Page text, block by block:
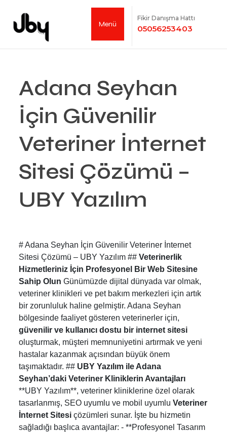
Menü
Fikir Danışma Hattı
05056253403
Adana Seyhan
İçin Güvenilir
Veteriner İnternet
Sitesi Çözümü –
UBY Yazılım
# Adana Seyhan İçin Güvenilir Veteriner İnternet
Sitesi Çözümü – UBY Yazılım ##Veterinerlik
Hizmetleriniz İçin Profesyonel Bir Web Sitesine
Sahip Olun Günümüzde dijital dünyada var olmak,
veteriner klinikleri ve pet bakım merkezleri için artık
bir zorunluluk haline gelmiştir. Adana Seyhan
bölgesinde faaliyet gösteren veterinerler için,
güvenilir ve kullanıcı dostu bir internet sitesi
oluşturmak, müşteri memnuniyetini artırmak ve yeni
hastalar kazanmak açısından büyük önem
taşımaktadır. ## UBY Yazılım ile Adana
Seyhan’daki Veteriner Kliniklerin Avantajları
**UBY Yazılım**, veteriner kliniklerine özel olarak
tasarlanmış, SEO uyumlu ve mobil uyumluVeteriner
İnternet Sitesi çözümleri sunar. İşte bu hizmetin
sağladığı başlıca avantajlar: - **Profesyonel Tasarım